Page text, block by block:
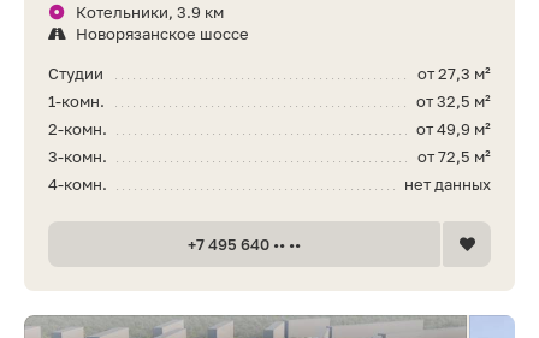
Котельники, 3.9 км
Новорязанское шоссе
от 27,3 м²
Студии
от 32,5 м²
1-комн.
от 49,9 м²
2-комн.
от 72,5 м²
3-комн.
нет данных
4-комн.
+7 495 640 •• ••